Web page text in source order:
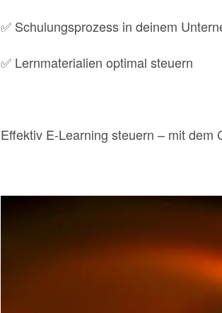
✅ Schulungsprozess in deinem
✅ Lernmaterialien optimal steuern
Effektiv E-Learning steuern – mit dem